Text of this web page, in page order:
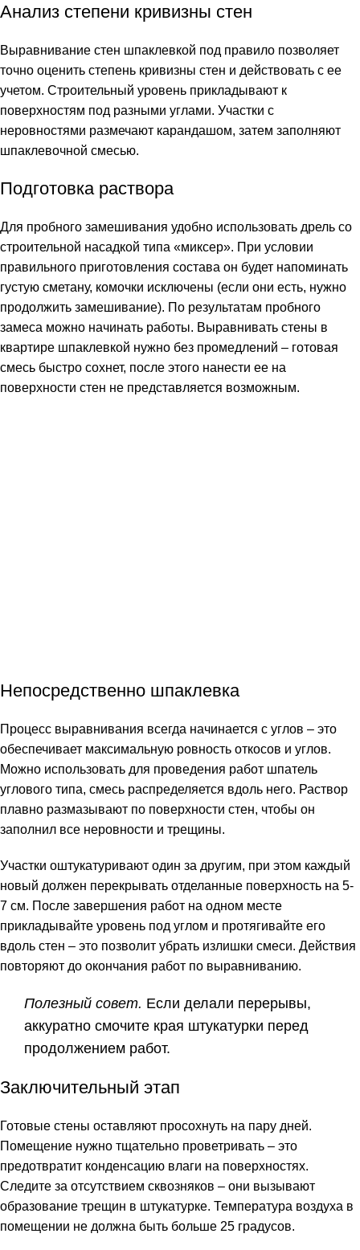
Анализ степени кривизны стен
Выравнивание стен шпаклевкой под правило позволяет
точно оценить степень кривизны стен и действовать с ее
учетом. Строительный уровень прикладывают к
поверхностям под разными углами. Участки с
неровностями размечают карандашом, затем заполняют
шпаклевочной смесью.
Подготовка раствора
Для пробного замешивания удобно использовать дрель со
строительной насадкой типа «миксер». При условии
правильного приготовления состава он будет напоминать
густую сметану, комочки исключены (если они есть, нужно
продолжить замешивание). По результатам пробного
замеса можно начинать работы. Выравнивать стены в
квартире шпаклевкой нужно без промедлений – готовая
смесь быстро сохнет, после этого нанести ее на
поверхности стен не представляется возможным.
Непосредственно шпаклевка
Процесс выравнивания всегда начинается с углов – это
обеспечивает максимальную ровность откосов и углов.
Можно использовать для проведения работ шпатель
углового типа, смесь распределяется вдоль него. Раствор
плавно размазывают по поверхности стен, чтобы он
заполнил все неровности и трещины.
Участки оштукатуривают один за другим, при этом каждый
новый должен перекрывать отделанные поверхность на 5-
7 см. После завершения работ на одном месте
прикладывайте уровень под углом и протягивайте его
вдоль стен – это позволит убрать излишки смеси. Действия
повторяют до окончания работ по выравниванию.
Полезный совет. Если делали перерывы,
аккуратно смочите края штукатурки перед
продолжением работ.
Заключительный этап
Готовые стены оставляют просохнуть на пару дней.
Помещение нужно тщательно проветривать – это
предотвратит конденсацию влаги на поверхностях.
Следите за отсутствием сквозняков – они вызывают
образование трещин в штукатурке. Температура воздуха в
помещении не должна быть больше 25 градусов.